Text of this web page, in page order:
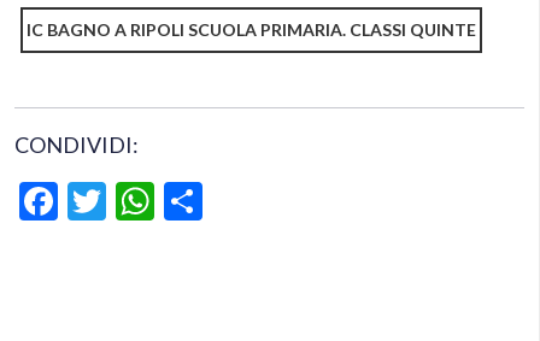
IC BAGNO A RIPOLI SCUOLA PRIMARIA. CLASSI QUINTE
CONDIVIDI:
Facebook
TwitterWhatsApp